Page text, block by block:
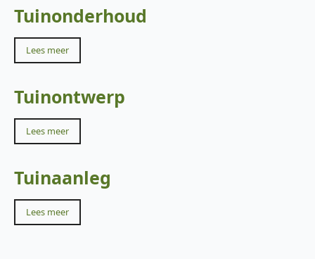
Tuinonderhoud
Lees meer
Tuinontwerp
Lees meer
Tuinaanleg
Lees meer